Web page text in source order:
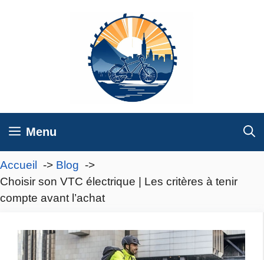
Menu
Accueil
Blog
Choisir son VTC électrique | Les critères à tenir
compte avant l’achat